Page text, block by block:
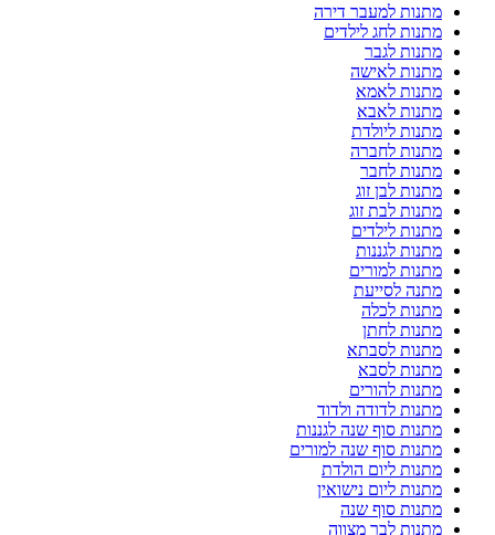
מתנות למעבר דירה
מתנות לחג לילדים
מתנות לגבר
מתנות לאישה
מתנות לאמא
מתנות לאבא
מתנות ליולדת
מתנות לחברה
מתנות לחבר
מתנות לבן זוג
מתנות לבת זוג
מתנות לילדים
מתנות לגננות
מתנות למורים
מתנה לסייעת
מתנות לכלה
מתנות לחתן
מתנות לסבתא
מתנות לסבא
מתנות להורים
מתנות לדודה ולדוד
מתנות סוף שנה לגננות
מתנות סוף שנה למורים
מתנות ליום הולדת
מתנות ליום נישואין
מתנות סוף שנה
מתנות לבר מצווה